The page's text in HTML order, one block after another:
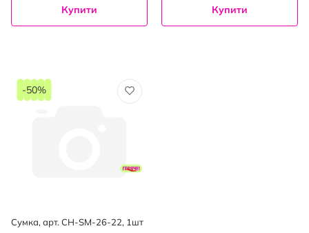
Купити Купити
Сумка, арт. CH-SM-26-22, 1шт
-50%